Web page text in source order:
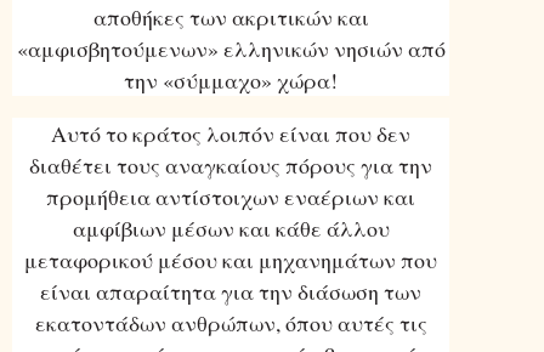
αποθήκες των ακριτικών και
«αμφισβητούμενων» ελληνικών νησιών από
την «σύμμαχο» χώρα!
Αυτό το κράτος λοιπόν είναι που δεν
διαθέτει τους αναγκαίους πόρους για την
προμήθεια αντίστοιχων εναέριων και
αμφίβιων μέσων και κάθε άλλου
μεταφορικού μέσου και μηχανημάτων που
είναι απαραίτητα για την διάσωση των
εκατοντάδων ανθρώπων, όπου αυτές τις